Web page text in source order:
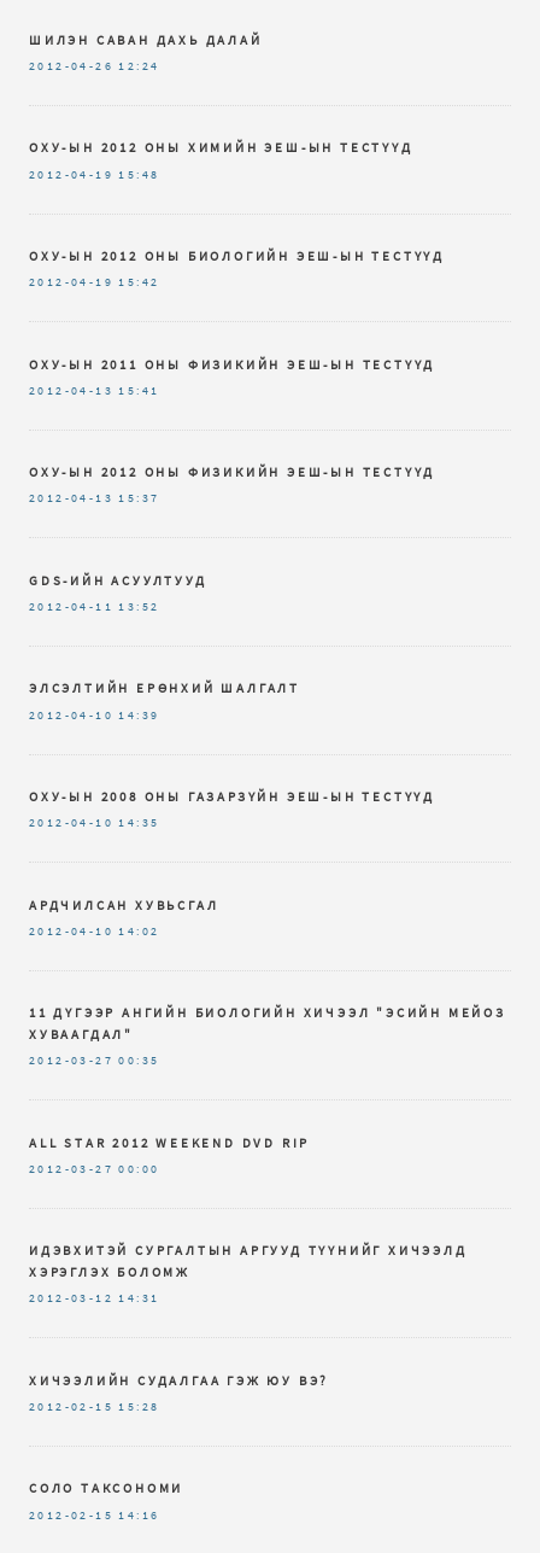
ШИЛЭН САВАН ДАХЬ ДАЛАЙ
2012-04-26 12:24
ОХУ-ЫН 2012 ОНЫ ХИМИЙН ЭЕШ-ЫН ТЕСТҮҮД
2012-04-19 15:48
ОХУ-ЫН 2012 ОНЫ БИОЛОГИЙН ЭЕШ-ЫН ТЕСТҮҮД
2012-04-19 15:42
ОХУ-ЫН 2011 ОНЫ ФИЗИКИЙН ЭЕШ-ЫН ТЕСТҮҮД
2012-04-13 15:41
ОХУ-ЫН 2012 ОНЫ ФИЗИКИЙН ЭЕШ-ЫН ТЕСТҮҮД
2012-04-13 15:37
GDS-ИЙН АСУУЛТУУД
2012-04-11 13:52
ЭЛСЭЛТИЙН ЕРӨНХИЙ ШАЛГАЛТ
2012-04-10 14:39
ОХУ-ЫН 2008 ОНЫ ГАЗАРЗҮЙН ЭЕШ-ЫН ТЕСТҮҮД
2012-04-10 14:35
АРДЧИЛСАН ХУВЬСГАЛ
2012-04-10 14:02
11 ДҮГЭЭР АНГИЙН БИОЛОГИЙН ХИЧЭЭЛ "ЭСИЙН МЕЙОЗ
ХУВААГДАЛ"
2012-03-27 00:35
ALL STAR 2012 WEEKEND DVD RIP
2012-03-27 00:00
ИДЭВХИТЭЙ СУРГАЛТЫН АРГУУД ТҮҮНИЙГ ХИЧЭЭЛД
ХЭРЭГЛЭХ БОЛОМЖ
2012-03-12 14:31
ХИЧЭЭЛИЙН СУДАЛГАА ГЭЖ ЮУ ВЭ?
2012-02-15 15:28
СОЛО ТАКСОНОМИ
2012-02-15 14:16